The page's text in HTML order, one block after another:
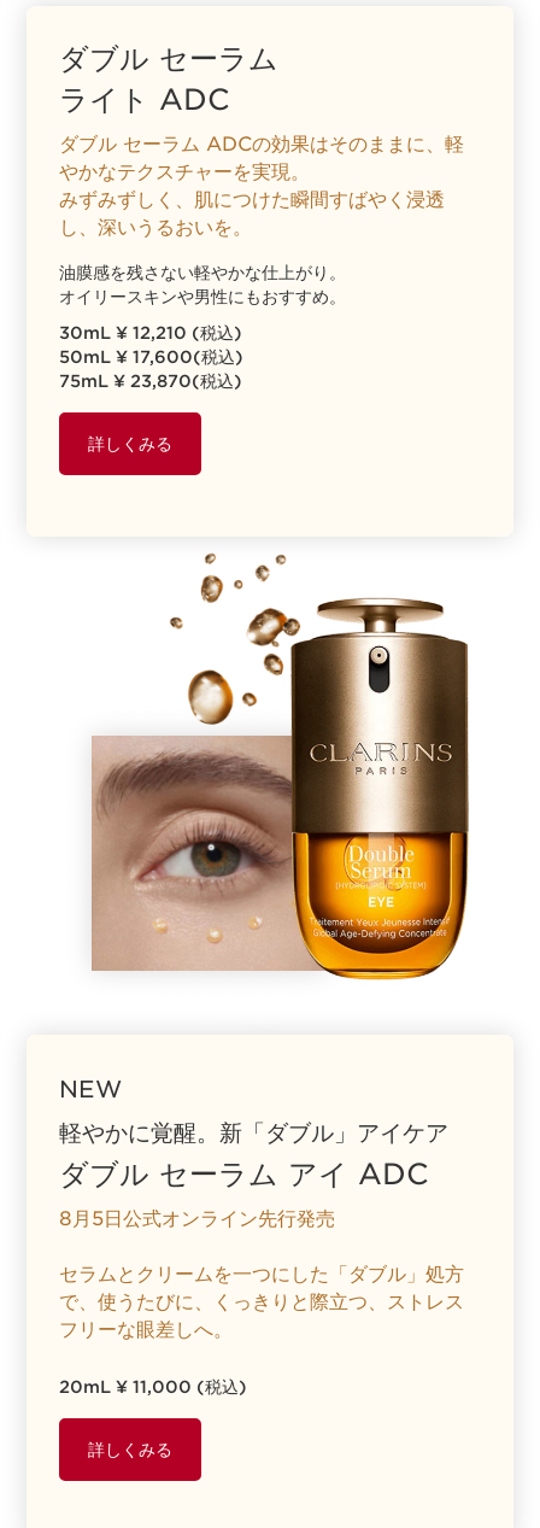
ダブル セーラム
ライト ADC
ダブル セーラム ADCの効果はそのままに、軽
やかなテクスチャーを実現。
みずみずしく、肌につけた瞬間すばやく浸透
し、深いうるおいを。
油膜感を残さない軽やかな仕上がり。
オイリースキンや男性にもおすすめ。
30mL ¥ 12,210 (税込)
50mL ¥ 17,600(税込)
75mL ¥ 23,870(税込)
詳しくみる
NEW
軽やかに覚醒。新「ダブル」アイケア
ダブル セーラム アイ ADC
8月5日公式オンライン先行発売
セラムとクリームを一つにした「ダブル」処方
で、使うたびに、くっきりと際立つ、ストレス
フリーな眼差しへ。
20mL ¥ 11,000 (税込)
詳しくみる